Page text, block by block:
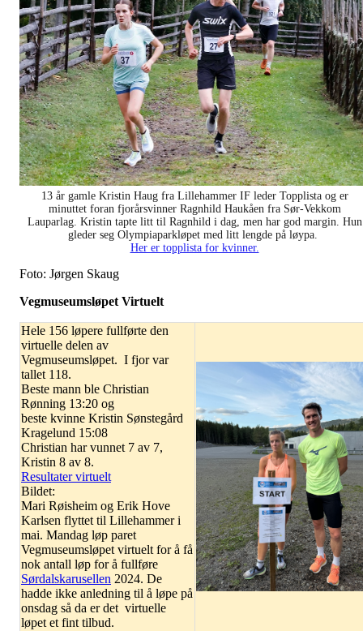
13 år gamle Kristin Haug fra Lillehammer IF leder Topplista og er
minuttet foran fjorårsvinner Ragnhild Haukåen fra Sør-Vekkom
Lauparlag. Kristin tapte litt til Ragnhild i dag, men har god margin. Hun
gleder seg Olympiaparkløpet med litt lengde på løypa.
Her er topplista for kvinner.
Foto: Jørgen Skaug
Vegmuseumsløpet Virtuelt
Hele 156 løpere fullførte den
virtuelle delen av
Vegmuseumsløpet. I fjor var
tallet 118.
Beste mann ble Christian
Rønning 13:20 og
beste kvinne Kristin Sønstegård
Kragelund 15:08
Christian har vunnet 7 av 7,
Kristin 8 av 8.
Resultater virtuelt
Bildet:
Mari Røisheim og Erik Hove
Karlsen flyttet til Lillehammer i
mai. Mandag løp paret
Vegmuseumsløpet virtuelt for å få
nok antall løp for å fullføre
Sørdalskarusellen 2024. De
hadde ikke anledning til å løpe på
onsdag så da er det virtuelle
løpet et fint tilbud.